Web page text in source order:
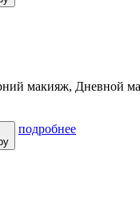
макияж, Дневной
подробнее